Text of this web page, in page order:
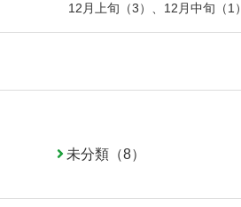
12月上旬（3） 、 12月中旬（1）
未分類（8）